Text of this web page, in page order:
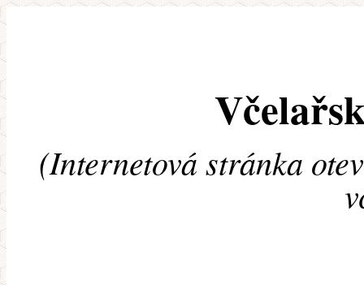
(Internetová stránka